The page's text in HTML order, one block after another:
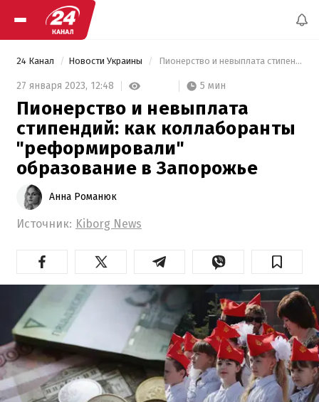
24 Канал Новости Украины Пионерство и невыплата стипендий: как коллаборанты "реформировали" образование в Запорожье
27 января 2023, 12:48 5 мин
Пионерство и невыплата
стипендий: как коллаборанты
"реформировали"
образование в Запорожье
Анна Романюк
Источник: Kiborg News